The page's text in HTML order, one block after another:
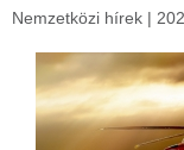
Nemzetközi hírek |